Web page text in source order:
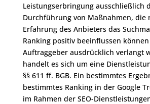
Leistungserbringung ausschließlich
Durchführung von Maßnahmen, die
Erfahrung des Anbieters das
Ranking positiv beeinflussen
Auftraggeber ausdrücklich verlangt
handelt es sich um eine
§§ 611 ff. BGB. Ein bestimmtes
bestimmtes Ranking in der Google
im Rahmen der SEO-